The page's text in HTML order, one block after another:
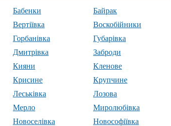
Бабенки
Байрак
Вертіївка
Воскобійники
Горбанівка
Губарівка
Дмитрівка
Заброди
Кияни
Кленове
Крисине
Крупчине
Леськівка
Лозова
Мерло
Миролюбівка
Новоселівка
Новософіївка